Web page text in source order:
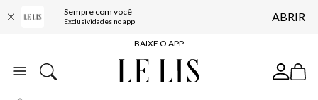
Sempre com você
Exclusividades no app ABRIR
FRETE GRÁTIS*
BAIXE O APP
10% OFF NA PRIMEIRA COMPRA*